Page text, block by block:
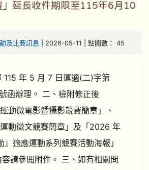
」延長收件期限至115年6月10
及比賽訊息 | 2026-05-11 | 點閱數： 45
115 年 5 月 7 日運適(二)字第
函辦理。 二、檢附修正後
動微電影暨攝影競賽簡章」、
動徵文競賽簡章」及「2026 年
』適應運動系列競賽活動海報」
請參閱附件。 三、如有相關問